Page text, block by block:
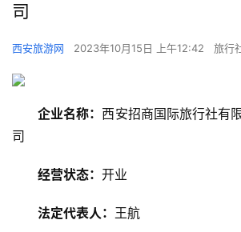
司
西安旅游网 2023年10月15日 上午12:42 旅行
企业名称： 西安招商国际旅行社有
司
经营状态： 开业
法定代表人： 王航